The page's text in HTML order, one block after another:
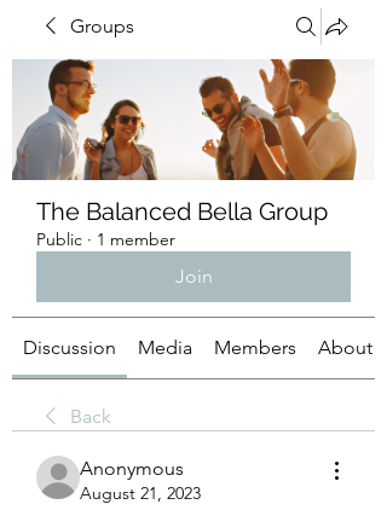
Groups
The Balanced Bella Group
Public · 1 member
Join
Discussion Media Members About
Back
Anonymous
August 21, 2023